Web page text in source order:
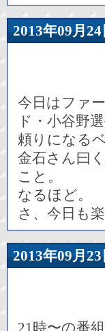
2013年09
今日はファ
ド・小谷野
頼りになる
金石さん曰
こと。
なるほど。
さ、今日も
2013年09
21時〜の番